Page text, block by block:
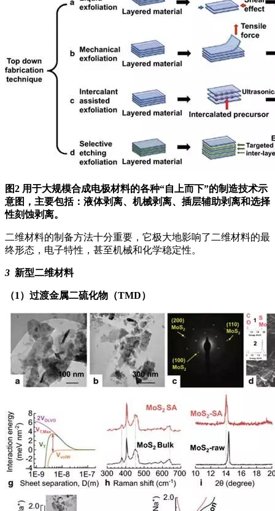
图2 用于大规模合成电极材料的各种“自上而下”的制造技术示
意图，主要包括：液体剥离、机械剥离、插层辅助剥离和选择
性刻蚀剥离。
二维材料的制备方法十分重要，它极大地影响了二维材料的最
终形态，电子特性，甚至机械和化学稳定性。
3 新型二维材料
（1）过渡金属二硫化物（TMD）